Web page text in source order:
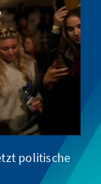
politische